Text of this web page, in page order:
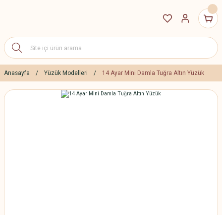
Anasayfa Yüzük Modelleri 14 Ayar Mini Damla Tuğra Altın Yüzük